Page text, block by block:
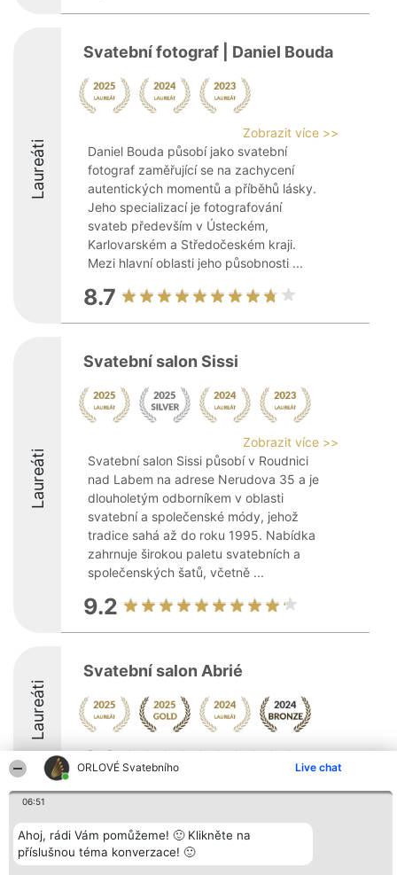
ORLOVÉ Svatebního Live chat
06:51
Ahoj, rádi Vám pomůžeme! 🙂 Klikněte na
příslušnou téma konverzace! 🙂
Laureáti
Svatební fotograf | Daniel Bouda
Zobrazit více >>
Daniel Bouda působí jako svatební
fotograf zaměřující se na zachycení
autentických momentů a příběhů lásky.
Jeho specializací je fotografování
svateb především v Ústeckém,
Karlovarském a Středočeském kraji.
Mezi hlavní oblasti jeho působnosti ...
8.7
Laureáti
Svatební salon Sissi
Zobrazit více >>
Svatební salon Sissi působí v Roudnici
nad Labem na adrese Nerudova 35 a je
dlouholetým odborníkem v oblasti
svatební a společenské módy, jehož
tradice sahá až do roku 1995. Nabídka
zahrnuje širokou paletu svatebních a
společenských šatů, včetně ...
9.2
Laureáti
Svatební salon Abrié
9.3
Organizátor hlasování
Bright Side Solutions sp. z o.
o. sp. k.
ul. Ruska 22
Plebiscyt
Vítězové
Seznam všech
laureátů
Kontakt